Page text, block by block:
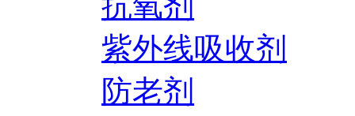
紫外线吸收剂
防老剂